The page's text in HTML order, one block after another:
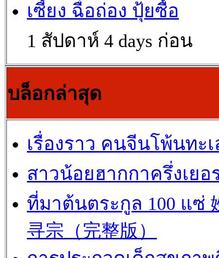
เซี้ยง ฉื่อถ่อง ปุ้ยซื้อ
1 สัปดาห์ 4 days ก่อน
บล็อกล่าสุด
เรื่องราว คนจีนโพ้นทะ
สาวน้อยฮากกาครึ่งเยอ
ที่มาต้นตระกูล 100 แซ่
寻宗（完整版）